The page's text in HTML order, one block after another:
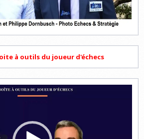
à outils du joueur d'échecs